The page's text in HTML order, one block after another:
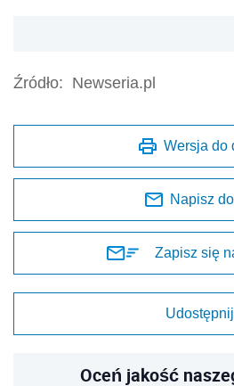
Źródło: Newseria.pl
Wersja do
Napisz
Zapisz się
Udostępnij
Oceń jakość